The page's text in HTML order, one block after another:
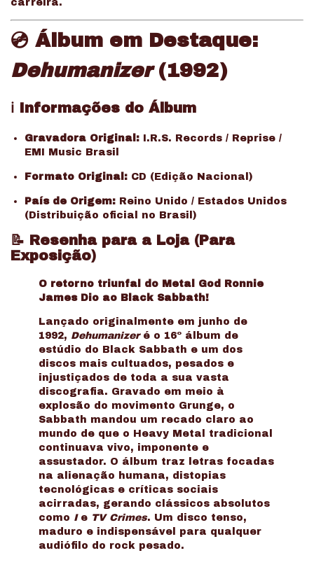
carreira.
💿 Álbum em Destaque:
Dehumanizer(1992)
ℹ️ Informações do Álbum
Gravadora Original: I.R.S. Records / Reprise /
EMI Music Brasil
Formato Original: CD (Edição Nacional)
País de Origem: Reino Unido / Estados Unidos
(Distribuição oficial no Brasil)
📝 Resenha para a Loja (Para
Exposição)
O retorno triunfal do Metal God Ronnie
James Dio ao Black Sabbath!
Lançado originalmente em junho de
1992, Dehumanizeré o 16º álbum de
estúdio do Black Sabbath e um dos
discos mais cultuados, pesados e
injustiçados de toda a sua vasta
discografia. Gravado em meio à
explosão do movimento Grunge, o
Sabbath mandou um recado claro ao
mundo de que o Heavy Metal tradicional
continuava vivo, imponente e
assustador. O álbum traz letras focadas
na alienação humana, distopias
tecnológicas e críticas sociais
acirradas, gerando clássicos absolutos
como Ie TV Crimes. Um disco tenso,
maduro e indispensável para qualquer
audiófilo do rock pesado.